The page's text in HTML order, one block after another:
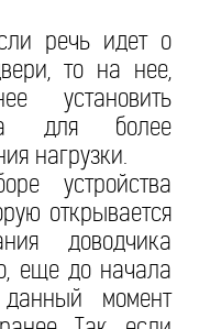
речь идет о
то на нее,
установить
для более
нагрузки.
устройства
открывается
доводчика
еще до начала
момент